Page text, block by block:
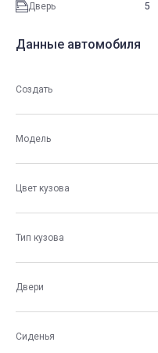
Дверь 5
Данные автомобиля
Создать
Модель
Цвет кузова
Тип кузова
Двери
Сиденья